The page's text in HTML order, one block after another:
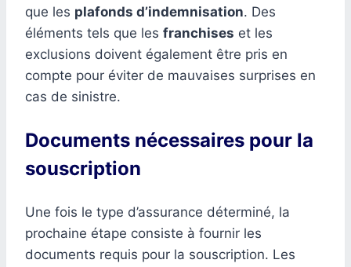
que les plafonds d’indemnisation. Des
éléments tels que les franchises et les
exclusions doivent également être pris en
compte pour éviter de mauvaises surprises en
cas de sinistre.
Documents nécessaires pour la
souscription
Une fois le type d’assurance déterminé, la
prochaine étape consiste à fournir les
documents requis pour la souscription. Les